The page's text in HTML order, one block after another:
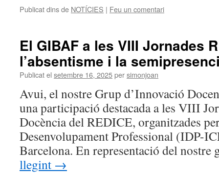
Publicat dins de NOTÍCIES | Feu un comentari
El GIBAF a les VIII Jornades
l’absentisme i la
Publicat el setembre 16, 2025persimonjoan
Avui, el nostre Grup d’Innovació
una participació destacada a les VIII
Docència del REDICE, organitzades
Desenvolupament Professional (IDP-
Barcelona. En representació del
llegint →